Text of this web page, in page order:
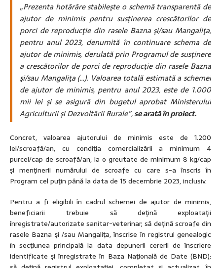
„Prezenta hotărâre stabileşte o schemă transparentă de
ajutor de minimis pentru susţinerea crescătorilor de
porci de reproducţie din rasele Bazna şi/sau Mangaliţa,
pentru anul 2023, denumită în continuare schema de
ajutor de minimis, derulată prin Programul de susţinere
a crescătorilor de porci de reproducţie din rasele Bazna
şi/sau Mangaliţa (…). Valoarea totală estimată a schemei
de ajutor de minimis, pentru anul 2023, este de 1.000
mii lei şi se asigură din bugetul aprobat Ministerului
Agriculturii şi Dezvoltării Rurale”,se arată în proiect.
Concret, valoarea ajutorului de minimis este de 1.200
lei/scroafă/an, cu condiţia comercializării a minimum 4
purcei/cap de scroafă/an, la o greutate de minimum 8 kg/cap
şi menţinerii numărului de scroafe cu care s-a înscris în
Program cel puţin până la data de 15 decembrie 2023, inclusiv.
Pentru a fi eligibili în cadrul schemei de ajutor de minimis,
beneficiarii trebuie să deţină exploataţii
înregistrate/autorizate sanitar-veterinar; să deţină scroafe din
rasele Bazna şi /sau Mangaliţa, înscrise în registrul genealogic
în secţiunea principală la data depunerii cererii de înscriere
identificate şi înregistrate în Baza Naţională de Date (BND);